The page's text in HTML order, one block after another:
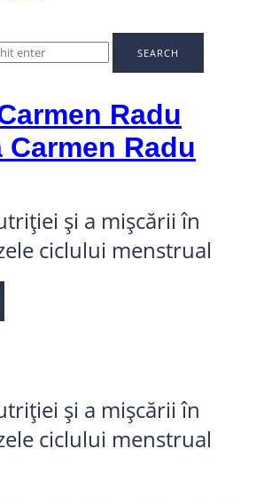
Radu
și a mișcării în
ciclului menstrual
și a mișcării în
ciclului menstrual